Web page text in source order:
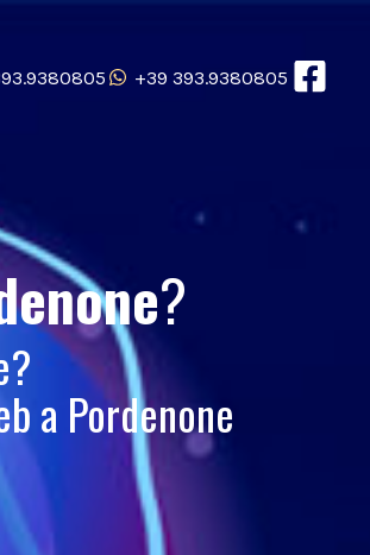
+39 393.9380805
?
a Pordenone